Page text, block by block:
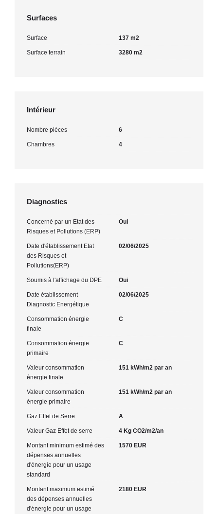
Surfaces
Surface 137 m2
Surface terrain 3280 m2
Intérieur
Nombre pièces 6
Chambres 4
Diagnostics
Concerné par un Etat des
Risques et Pollutions (ERP)
Oui
Date d'établissement Etat
des Risques et
Pollutions(ERP)
02/06/2025
Soumis à l'affichage du DPE Oui
Date établissement
Diagnostic Energétique
02/06/2025
Consommation énergie
finale
C
Consommation énergie
primaire
C
Valeur consommation
énergie finale
151 kWh/m2 par an
Valeur consommation
énergie primaire
151 kWh/m2 par an
Gaz Effet de Serre A
Valeur Gaz Effet de serre 4 Kg CO2/m2/an
Montant minimum estimé des
dépenses annuelles
d'énergie pour un usage
standard
1570 EUR
Montant maximum estimé
des dépenses annuelles
d'énergie pour un usage
2180 EUR